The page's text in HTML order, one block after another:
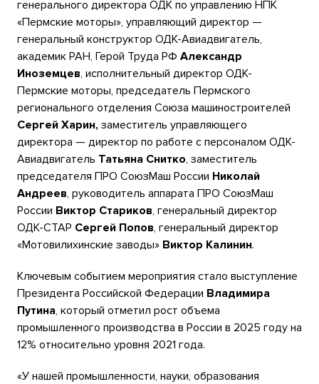
генерального директора ОДК по управлению НПК
«Пермские моторы», управляющий директор —
генеральный конструктор ОДК-Авиадвигатель,
академик РАН, Герой Труда РФ Александр
Иноземцев, исполнительный директор ОДК-
Пермские моторы, председатель Пермского
регионального отделения Союза машиностроителей
Сергей Харин, заместитель управляющего
директора — директор по работе с персоналом ОДК-
Авиадвигатель Татьяна Снитко, заместитель
председателя ПРО СоюзМаш России Николай
Андреев, руководитель аппарата ПРО СоюзМаш
России Виктор Стариков, генеральный директор
ОДК-СТАР Сергей Попов, генеральный директор
«Мотовилихинские заводы» Виктор Калинин.
Ключевым событием мероприятия стало выступление
Президента Российской Федерации Владимира
Путина, который отметил рост объема
промышленного производства в России в 2025 году на
12% относительно уровня 2021 года.
«У нашей промышленности, науки, образования